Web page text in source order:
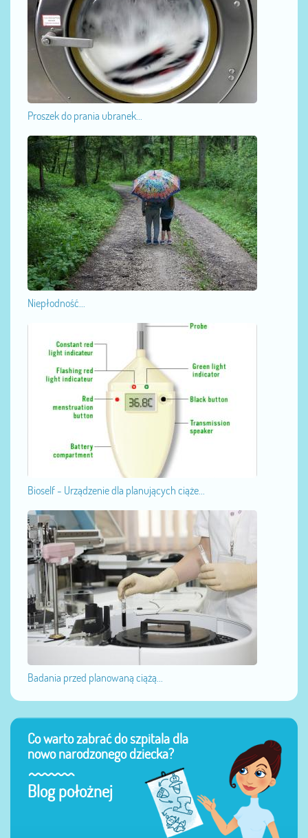
Proszek do prania ubranek...
Niepłodność...
Bioself - Urządzenie dla planujących ciąże...
Badania przed planowaną ciążą...
Co warto zabrać do szpitala dla
nowo narodzonego dziecka?
Blog położnej